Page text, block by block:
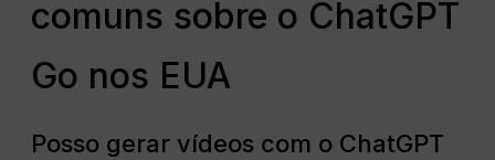
comuns sobre o ChatGPT
Go nos EUA
Posso gerar vídeos com o ChatGPT